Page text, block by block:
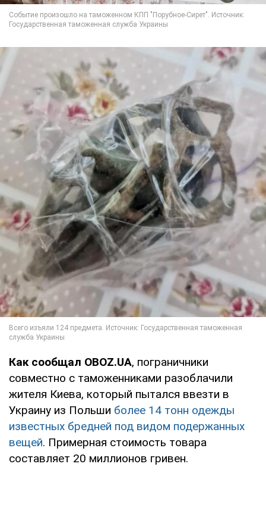
Как сообщал OBOZ.UA, пограничники
совместно с таможенниками разоблачили
жителя Киева, который пытался ввезти в
Украину из Польши более 14 тонн одежды
известных бредней под видом подержанных
вещей. Примерная стоимость товара
составляет 20 миллионов гривен.